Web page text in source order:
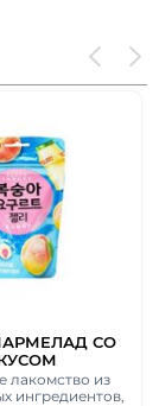
разделено на
Уникальное
сладости,
оставит Вас